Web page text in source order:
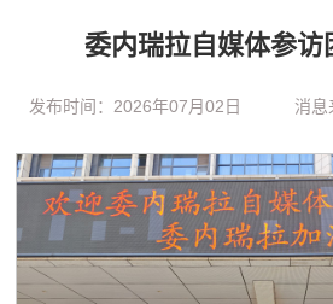
委内瑞拉自媒体参访
发布时间：2026年07月02日 消息